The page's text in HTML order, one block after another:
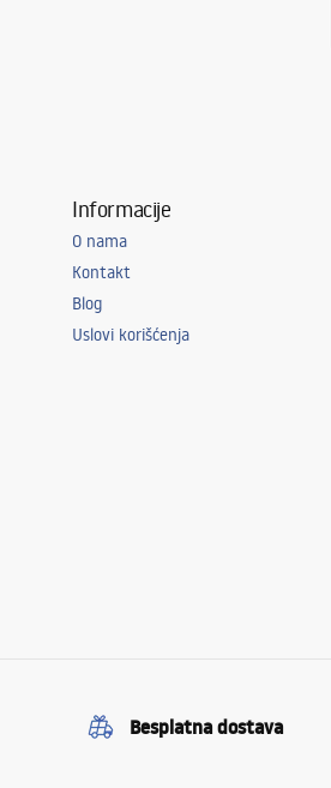
Informacije
O nama
Kontakt
Blog
Uslovi korišćenja
Besplatna dostava